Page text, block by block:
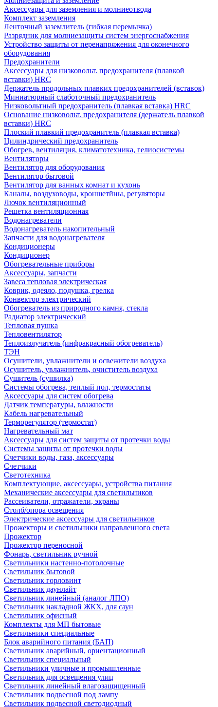
Аксессуары для заземления и молниеотвода
Комплект заземления
Ленточный заземлитель (гибкая перемычка)
Разрядник для молниезащиты систем энергоснабжения
Устройство защиты от перенапряжения для оконечного
оборудования
Предохранители
Аксессуары для низковольт. предохранителя (плавкой
вставки) HRC
Держатель продольных плавких предохранителей (вставок)
Миниатюрный слаботочный предохранитель
Низковольтный предохранитель (плавкая вставка) HRC
Основание низковольт. предохранителя (держатель плавкой
вставки) HRC
Плоский плавкий предохранитель (плавкая вставка)
Цилиндрический предохранитель
Обогрев, вентиляция, климатотехника, гелиосистемы
Вентиляторы
Вентилятор для оборудования
Вентилятор бытовой
Вентилятор для ванных комнат и кухонь
Каналы, воздуховоды, кроншетйны, регуляторы
Лючок вентиляционный
Решетка вентиляционная
Водонагреватели
Водонагреватель накопительный
Запчасти для водонагревателя
Кондиционеры
Кондиционер
Обогревательные приборы
Аксессуары, запчасти
Завеса тепловая электрическая
Коврик, одеяло, подушка, грелка
Конвектор электрический
Обогреватель из природного камня, стекла
Радиатор электрический
Тепловая пушка
Тепловентилятор
Теплоизлучатель (инфракрасный обогреватель)
ТЭН
Осушители, увлажнители и освежители воздуха
Осушитель, увлажнитель, очиститель воздуха
Сушитель (сушилка)
Системы обогрева, теплый пол, термостаты
Аксессуары для систем обогрева
Датчик температуры, влажности
Кабель нагревательный
Терморегулятор (термостат)
Нагревательный мат
Аксессуары для систем защиты от протечки воды
Системы защиты от протечки воды
Счетчики воды, газа, аксессуары
Счетчики
Светотехника
Комплектующие, аксессуары, устройства питания
Механические аксессуары для светильников
Рассеиватели, отражатели, экраны
Столб/опора освещения
Электрические аксессуары для светильников
Прожекторы и светильники направленного света
Прожектор
Прожектор переносной
Фонарь, светильник ручной
Светильники настенно-потолочные
Светильник бытовой
Светильник горловинт
Светильник даунлайт
Светильник линейный (аналог ЛПО)
Светильник накладной ЖКХ, для саун
Светильник офисный
Комплекты для МП бытовые
Светильники специальные
Блок аварийного питания (БАП)
Светильник аварийный, ориентационный
Светильник специальный
Светильники уличные и промышленные
Светильник для освещения улиц
Светильник линейный влагозащищенный
Светильник подвесной под лампу
Светильник подвесной светодиодный